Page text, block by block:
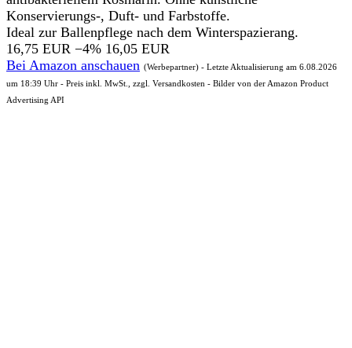
Konservierungs-, Duft- und Farbstoffe.
Ideal zur Ballenpflege nach dem Winterspazierang.
16,75 EUR −4% 16,05 EUR
Bei Amazon anschauen (Werbepartner) - Letzte Aktualisierung am 6.08.2026
um 18:39 Uhr - Preis inkl. MwSt., zzgl. Versandkosten - Bilder von der Amazon Product
Advertising API